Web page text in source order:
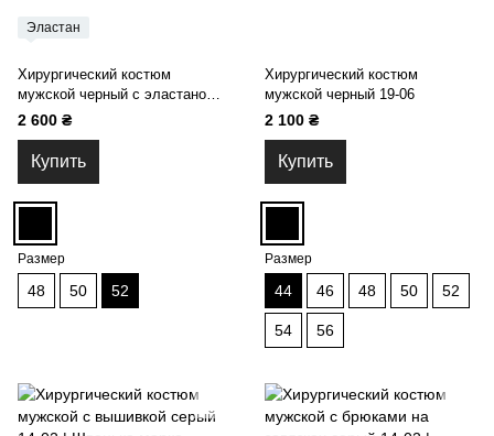
Эластан
Хирургический костюм
мужской черный с эластаном
19-06
2 600 ₴
Купить
Размер
48 50 52
Хирургический костюм
мужской черный 19-06
2 100 ₴
Купить
Размер
44 46 48 50 52
54 56